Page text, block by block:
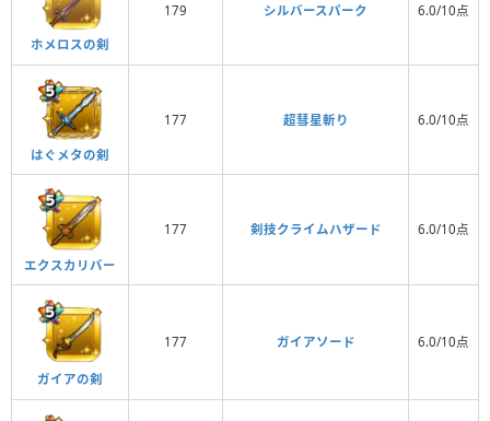
ホメロスの剣
179 シルバースパーク 6.0/10点
はぐメタの剣
177 超彗星斬り 6.0/10点
エクスカリバー
177 剣技クライムハザード 6.0/10点
ガイアの剣
177 ガイアソード 6.0/10点